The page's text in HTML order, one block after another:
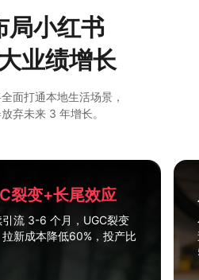
局小红书
业绩增长
面打通本地生活场景，
弃未来 3 年增长。
裂变+长尾效应
流 3-6 个月，UGC裂变
拉新成本降低60%，投产比